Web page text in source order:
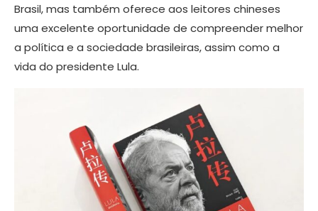
Brasil, mas também oferece aos leitores chineses
uma excelente oportunidade de compreender melhor
a política e a sociedade brasileiras, assim como a
vida do presidente Lula.